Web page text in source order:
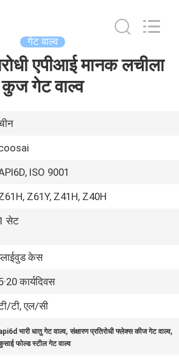
गेट वाल्व
एपीआई मानक लचीला
कुज गेट वाल्व
ISO 9001
Z61Y, Z41H, Z40H
सेट
केस
कार्यदिवस
टी, एल/सी
भारी धातु गेट वाल्व,संक्षारण प्रतिरोधी फ्लेक्स कीज गेट वाल्व,
फोल्ड स्टील गेट वाल्व